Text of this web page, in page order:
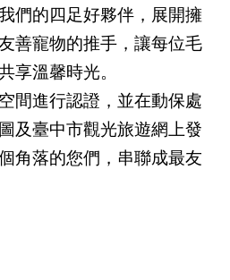
們的四足好夥伴，展開擁
善寵物的推手，讓每位毛
享溫馨時光。
間進行認證，並在動保處
及臺中市觀光旅遊網上發
角落的您們，串聯成最友